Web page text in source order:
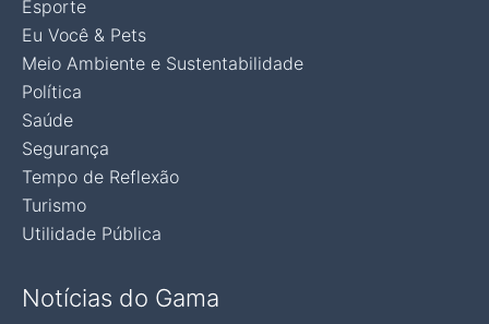
Esporte
Eu Você & Pets
Meio Ambiente e Sustentabilidade
Política
Saúde
Segurança
Tempo de Reflexão
Turismo
Utilidade Pública
Notícias do Gama